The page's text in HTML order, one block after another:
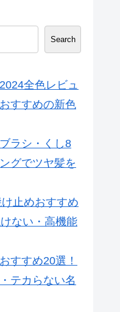
Search
全色レビュ
すすめの新色
ラシ・くし8
グでツヤ髪を
止めおすすめ
ない・高機能
すすめ20選！
テカらない名